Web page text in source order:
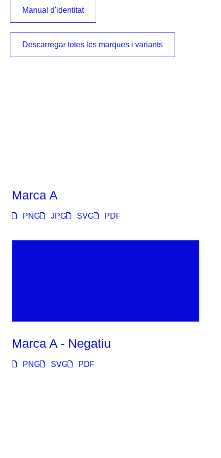
Manual d'identitat
Descarregar totes les marques i variants
Marca A
PNG JPG SVG PDF
Marca A - Negatiu
PNG SVG PDF